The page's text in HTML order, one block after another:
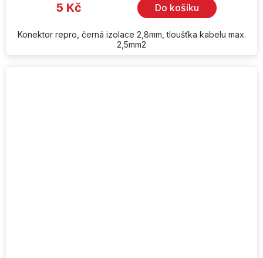
5 Kč Do košíku
Konektor repro, černá izolace 2,8mm, tloušťka kabelu max.
2,5mm2